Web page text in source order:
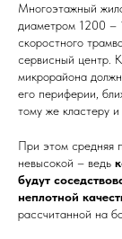
Многоэтажный
диаметром 1200 –
скоростного
сервисный центр.
микрорайона
его периферии,
тому же кластеру
При этом средняя
невысокой – ведь
будут
неплотной
рассчитанной на